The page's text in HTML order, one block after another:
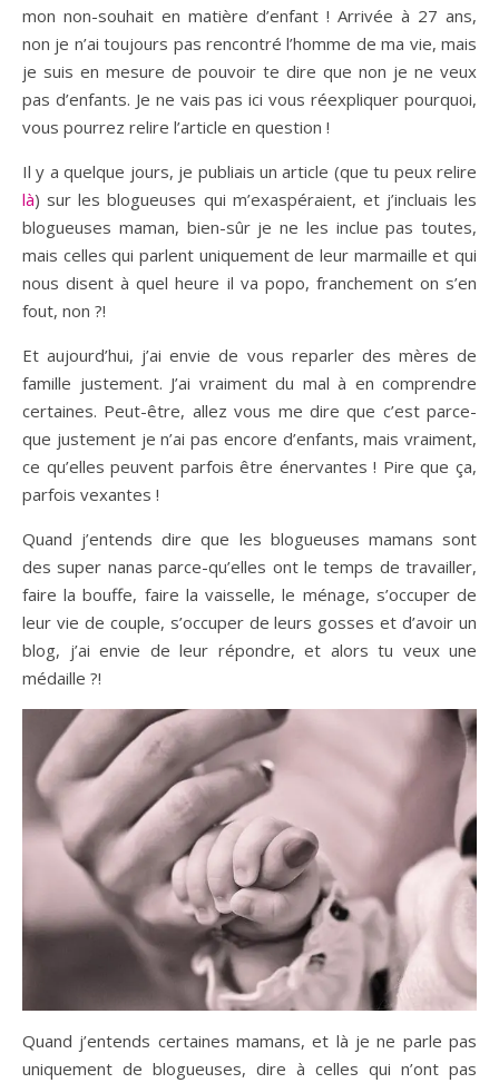
mon non-souhait en matière d’enfant ! Arrivée à 27 ans,
non je n’ai toujours pas rencontré l’homme de ma vie, mais
je suis en mesure de pouvoir te dire que non je ne veux
pas d’enfants. Je ne vais pas ici vous réexpliquer pourquoi,
vous pourrez relire l’article en question !
Il y a quelque jours, je publiais un article (que tu peux relire
là) sur les blogueuses qui m’exaspéraient, et j’incluais les
blogueuses maman, bien-sûr je ne les inclue pas toutes,
mais celles qui parlent uniquement de leur marmaille et qui
nous disent à quel heure il va popo, franchement on s’en
fout, non ?!
Et aujourd’hui, j’ai envie de vous reparler des mères de
famille justement. J’ai vraiment du mal à en comprendre
certaines. Peut-être, allez vous me dire que c’est parce-
que justement je n’ai pas encore d’enfants, mais vraiment,
ce qu’elles peuvent parfois être énervantes ! Pire que ça,
parfois vexantes !
Quand j’entends dire que les blogueuses mamans sont
des super nanas parce-qu’elles ont le temps de travailler,
faire la bouffe, faire la vaisselle, le ménage, s’occuper de
leur vie de couple, s’occuper de leurs gosses et d’avoir un
blog, j’ai envie de leur répondre, et alors tu veux une
médaille ?!
Quand j’entends certaines mamans, et là je ne parle pas
uniquement de blogueuses, dire à celles qui n’ont pas